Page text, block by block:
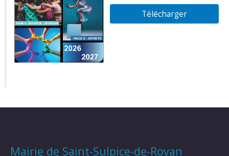
Télécharger
Mairie de Saint-Sulpice-de-Royan